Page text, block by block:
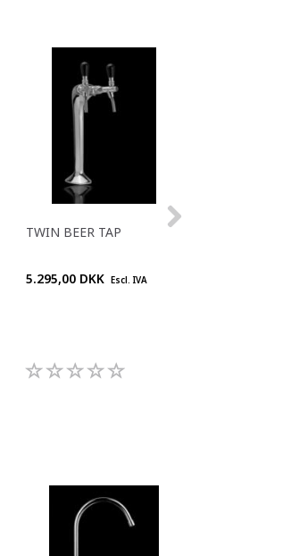
TWIN BEER TAP
5.295,00 DKK Escl. IVA